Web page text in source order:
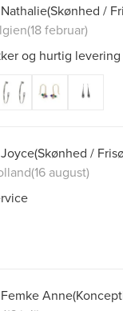
Nathalie(Skønhed /
(18 februar)
og hurtig levering
Joyce(Skønhed /
(16 august)
Femke Anne